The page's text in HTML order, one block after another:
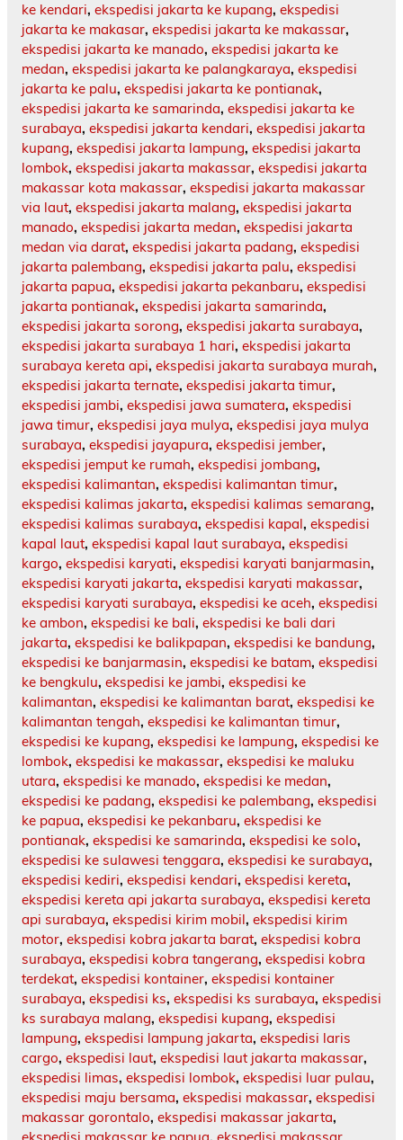
ke kendari, ekspedisi jakarta ke kupang, ekspedisi
jakarta ke makasar, ekspedisi jakarta ke makassar,
ekspedisi jakarta ke manado, ekspedisi jakarta ke
medan, ekspedisi jakarta ke palangkaraya, ekspedisi
jakarta ke palu, ekspedisi jakarta ke pontianak,
ekspedisi jakarta ke samarinda, ekspedisi jakarta ke
surabaya, ekspedisi jakarta kendari, ekspedisi jakarta
kupang, ekspedisi jakarta lampung, ekspedisi jakarta
lombok, ekspedisi jakarta makassar, ekspedisi jakarta
makassar kota makassar, ekspedisi jakarta makassar
via laut, ekspedisi jakarta malang, ekspedisi jakarta
manado, ekspedisi jakarta medan, ekspedisi jakarta
medan via darat, ekspedisi jakarta padang, ekspedisi
jakarta palembang, ekspedisi jakarta palu, ekspedisi
jakarta papua, ekspedisi jakarta pekanbaru, ekspedisi
jakarta pontianak, ekspedisi jakarta samarinda,
ekspedisi jakarta sorong, ekspedisi jakarta surabaya,
ekspedisi jakarta surabaya 1 hari, ekspedisi jakarta
surabaya kereta api, ekspedisi jakarta surabaya murah,
ekspedisi jakarta ternate, ekspedisi jakarta timur,
ekspedisi jambi, ekspedisi jawa sumatera, ekspedisi
jawa timur, ekspedisi jaya mulya, ekspedisi jaya mulya
surabaya, ekspedisi jayapura, ekspedisi jember,
ekspedisi jemput ke rumah, ekspedisi jombang,
ekspedisi kalimantan, ekspedisi kalimantan timur,
ekspedisi kalimas jakarta, ekspedisi kalimas semarang,
ekspedisi kalimas surabaya, ekspedisi kapal, ekspedisi
kapal laut, ekspedisi kapal laut surabaya, ekspedisi
kargo, ekspedisi karyati, ekspedisi karyati banjarmasin,
ekspedisi karyati jakarta, ekspedisi karyati makassar,
ekspedisi karyati surabaya, ekspedisi ke aceh, ekspedisi
ke ambon, ekspedisi ke bali, ekspedisi ke bali dari
jakarta, ekspedisi ke balikpapan, ekspedisi ke bandung,
ekspedisi ke banjarmasin, ekspedisi ke batam, ekspedisi
ke bengkulu, ekspedisi ke jambi, ekspedisi ke
kalimantan, ekspedisi ke kalimantan barat, ekspedisi ke
kalimantan tengah, ekspedisi ke kalimantan timur,
ekspedisi ke kupang, ekspedisi ke lampung, ekspedisi ke
lombok, ekspedisi ke makassar, ekspedisi ke maluku
utara, ekspedisi ke manado, ekspedisi ke medan,
ekspedisi ke padang, ekspedisi ke palembang, ekspedisi
ke papua, ekspedisi ke pekanbaru, ekspedisi ke
pontianak, ekspedisi ke samarinda, ekspedisi ke solo,
ekspedisi ke sulawesi tenggara, ekspedisi ke surabaya,
ekspedisi kediri, ekspedisi kendari, ekspedisi kereta,
ekspedisi kereta api jakarta surabaya, ekspedisi kereta
api surabaya, ekspedisi kirim mobil, ekspedisi kirim
motor, ekspedisi kobra jakarta barat, ekspedisi kobra
surabaya, ekspedisi kobra tangerang, ekspedisi kobra
terdekat, ekspedisi kontainer, ekspedisi kontainer
surabaya, ekspedisi ks, ekspedisi ks surabaya, ekspedisi
ks surabaya malang, ekspedisi kupang, ekspedisi
lampung, ekspedisi lampung jakarta, ekspedisi laris
cargo, ekspedisi laut, ekspedisi laut jakarta makassar,
ekspedisi limas, ekspedisi lombok, ekspedisi luar pulau,
ekspedisi maju bersama, ekspedisi makassar, ekspedisi
makassar gorontalo, ekspedisi makassar jakarta,